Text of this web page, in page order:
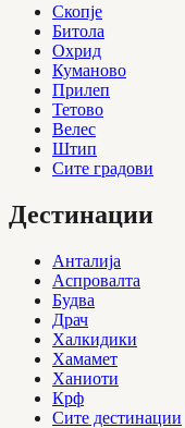
Скопје
Битола
Охрид
Куманово
Прилеп
Тетово
Велес
Штип
Сите градови
Дестинации
Анталија
Аспровалта
Будва
Драч
Халкидики
Хамамет
Ханиоти
Крф
Сите дестинации